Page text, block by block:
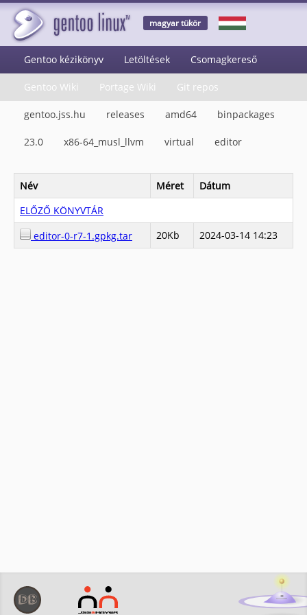
magyar tükör
Gentoo kézikönyv Letöltések Csomagkereső
Gentoo Wiki Portage Wiki Git repos
gentoo.jss.hu releases amd64 binpackages
23.0 x86-64_musl_llvm virtual editor
Név Méret
Dátum
ELŐZŐ KÖNYVTÁR
editor-0-r7-1.gpkg.tar
20Kb 2024-03-14 14:23